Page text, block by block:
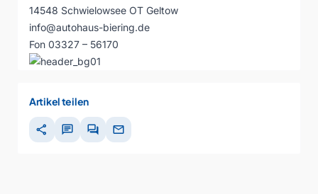
14548 Schwielowsee OT Geltow
info@autohaus-biering.de
Fon 03327 – 56170
Artikel teilen
share chat forum mail